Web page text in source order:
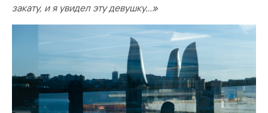
закату, и я увидел эту девушку…»